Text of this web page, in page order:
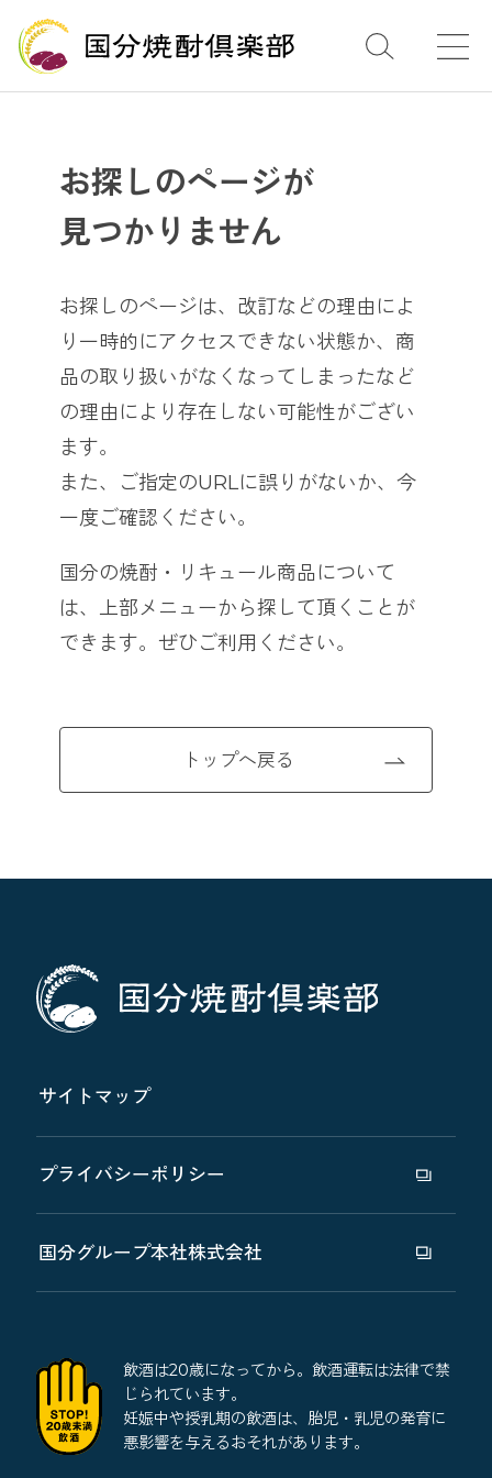
お探しのページが
見つかりません
お探しのページは、改訂などの理由によ
り一時的にアクセスできない状態か、 商
品の取り扱いがなくなってしまったなど
の理由により存在しない可能性がござい
ます。
また、ご指定のURLに誤りがないか、今
一度ご確認ください。
国分の焼酎・リキュール商品について
は、上部メニューから探して頂くことが
できます。 ぜひご利用ください。
トップへ戻る
サイトマップ
プライバシーポリシー
国分グループ本社株式会社
飲酒は20歳になってから。飲酒運転は法律で禁
じられています。
妊娠中や授乳期の飲酒は、胎児・乳児の発育に
悪影響を与えるおそれがあります。